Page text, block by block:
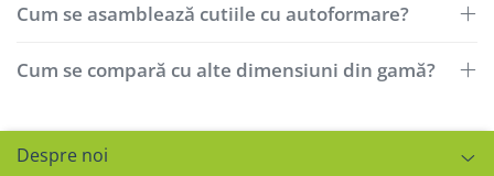
Cum se asamblează cutiile cu autoformare?
Cum se compară cu alte dimensiuni din gamă?
Despre noi